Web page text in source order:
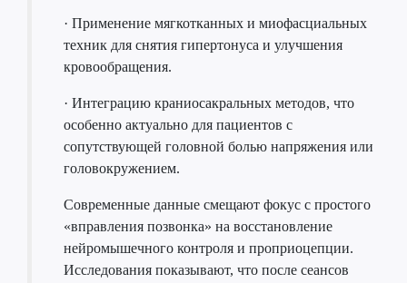
· Применение мягкотканных и миофасциальных
техник для снятия гипертонуса и улучшения
кровообращения.
· Интеграцию краниосакральных методов, что
особенно актуально для пациентов с
сопутствующей головной болью напряжения или
головокружением.
Современные данные смещают фокус с простого
«вправления позвонка» на восстановление
нейромышечного контроля и проприоцепции.
Исследования показывают, что после сеансов